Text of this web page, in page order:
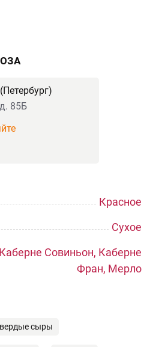
85Б
Красное
Сухое
Каберне Совиньон, Каберне
Фран, Мерло
сыры